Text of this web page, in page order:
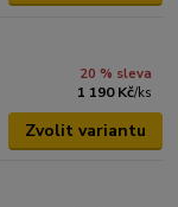
20 % sleva
1 190 Kč/ks
Zvolit variantu